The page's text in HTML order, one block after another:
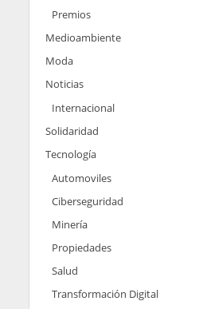
Premios
Medioambiente
Moda
Noticias
Internacional
Solidaridad
Tecnología
Automoviles
Ciberseguridad
Minería
Propiedades
Salud
Transformación Digital